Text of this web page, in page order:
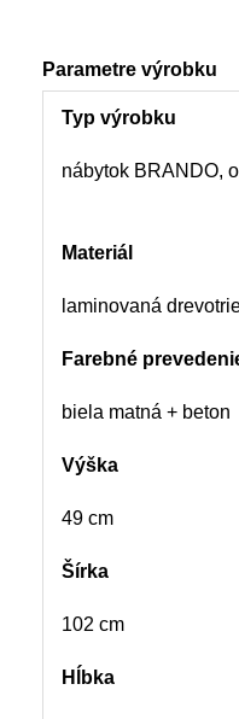
Parametre výrobku
Typ výrobku
nábytok BRANDO,
Materiál
laminovaná
Farebné
biela matná + beton
Výška
49 cm
Šírka
102 cm
Hĺbka